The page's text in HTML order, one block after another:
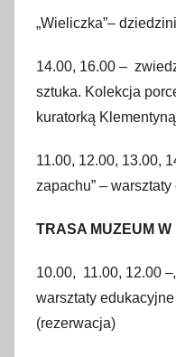
„Wieliczka”–
14.00, 16.00 –
sztuka. Kolekcja
kuratorką
11.00, 12.00, 13.00,
zapachu” –
TRASA MUZEUM W
10.00, 11.00, 12.00
warsztaty
(rezerwacja)